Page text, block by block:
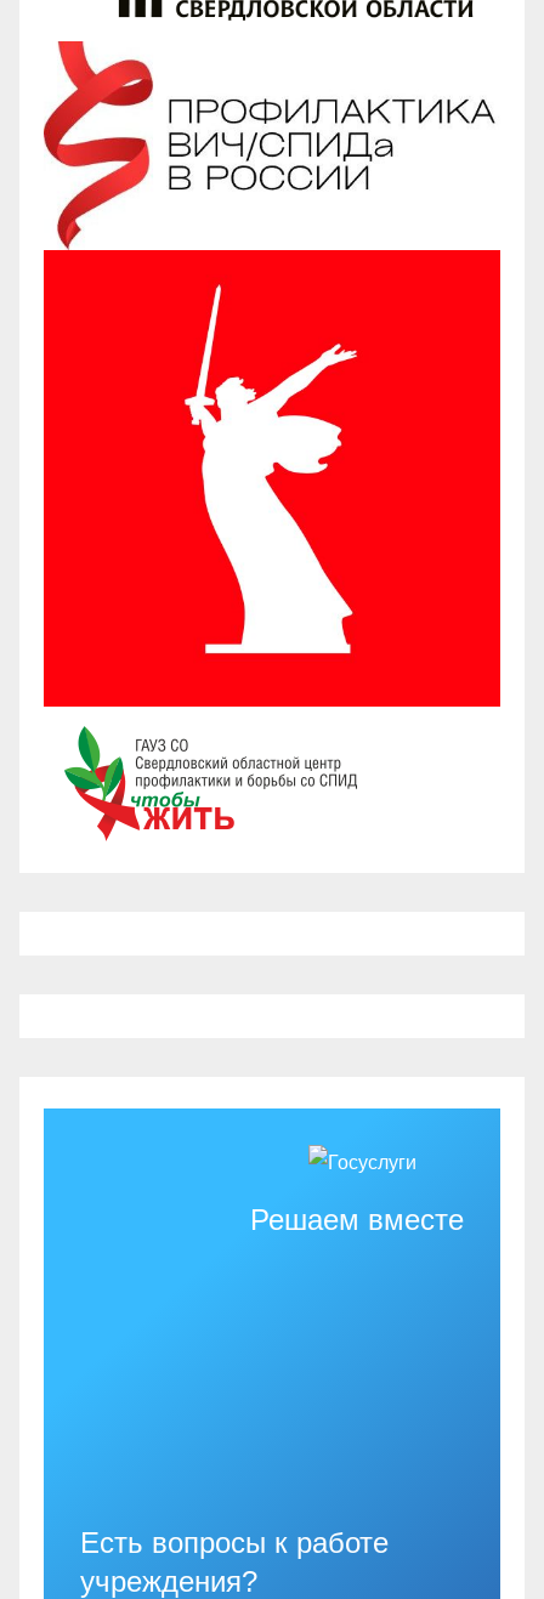
Решаем вместе
Есть вопросы к работе
учреждения?